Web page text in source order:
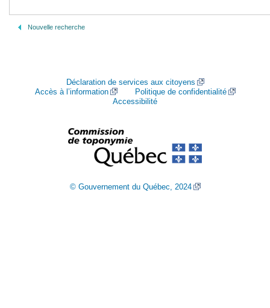
Nouvelle recherche
Déclaration de services aux citoyens
Accès à l’information
Politique de confidentialité
Accessibilité
© Gouvernement du Québec, 2024